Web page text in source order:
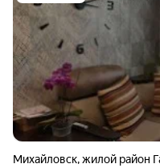
Михайловск,жилой район